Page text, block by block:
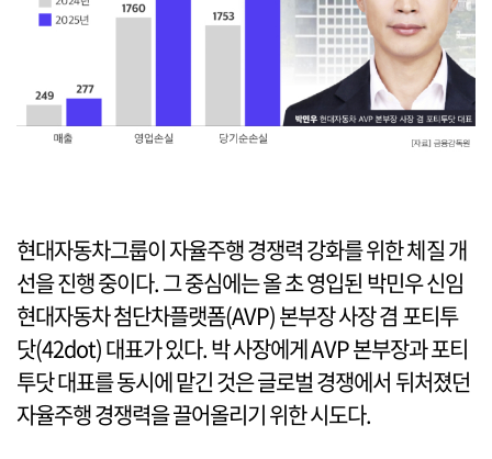
현대자동차그룹이 자율주행 경쟁력 강화를 위한 체질 개
선을 진행 중이다. 그 중심에는 올 초 영입된 박민우 신임
현대자동차 첨단차플랫폼(AVP) 본부장 사장 겸 포티투
닷(42dot) 대표가 있다. 박 사장에게 AVP 본부장과 포티
투닷 대표를 동시에 맡긴 것은 글로벌 경쟁에서 뒤처졌던
자율주행 경쟁력을 끌어올리기 위한 시도다.